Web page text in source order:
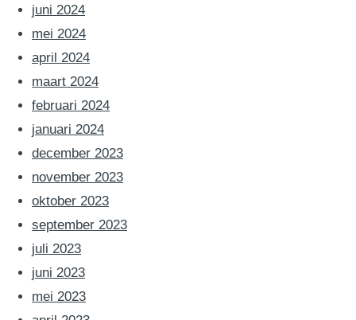
juni 2024
mei 2024
april 2024
maart 2024
februari 2024
januari 2024
december 2023
november 2023
oktober 2023
september 2023
juli 2023
juni 2023
mei 2023